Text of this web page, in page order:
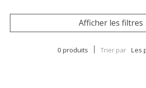
Afficher les filtres
0 produits Trier par Les